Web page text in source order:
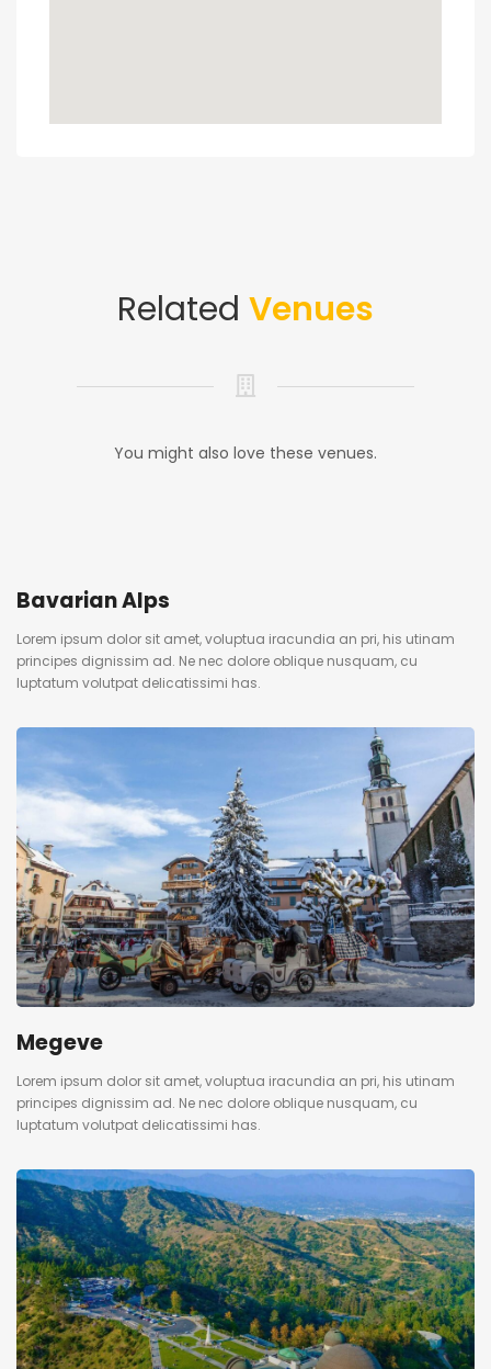
Related Venues
You might also love these venues.
Bavarian Alps
Lorem ipsum dolor sit amet, voluptua iracundia an pri, his utinam
principes dignissim ad. Ne nec dolore oblique nusquam, cu
luptatum volutpat delicatissimi has.
Megeve
Lorem ipsum dolor sit amet, voluptua iracundia an pri, his utinam
principes dignissim ad. Ne nec dolore oblique nusquam, cu
luptatum volutpat delicatissimi has.